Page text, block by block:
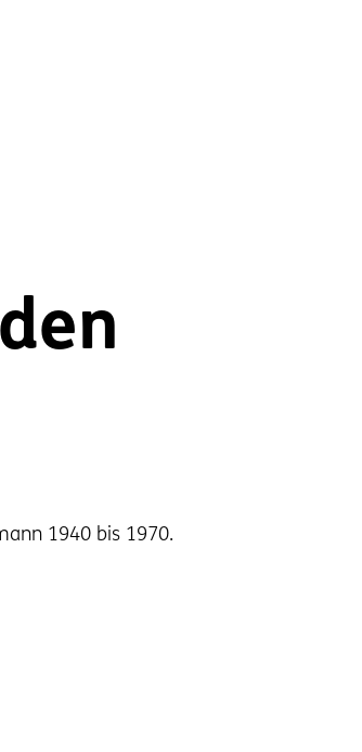
1940 bis 1970.